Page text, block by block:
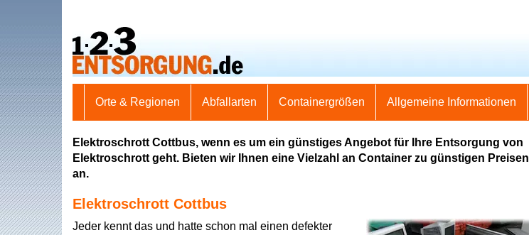
Orte & Regionen Abfallarten Containergrößen Allgemeine Informationen
Elektroschrott Cottbus, wenn es um ein günstiges Angebot für Ihre Entsorgung von
Elektroschrott geht. Bieten wir Ihnen eine Vielzahl an Container zu günstigen Preisen
an.
Elektroschrott Cottbus
Jeder kennt das und hatte schon mal einen defekter